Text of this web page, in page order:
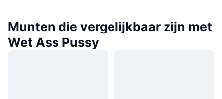
Munten die vergelijkbaar zijn met
Wet Ass Pussy